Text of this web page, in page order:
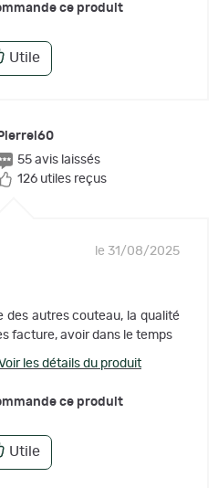
ce produit
Utile
Pierrel60
55 avis laissés
126 utiles reçus
le 31/08/2025
des autres couteau, la qualité
facture, avoir dans le temps
les détails du produit
ce produit
Utile